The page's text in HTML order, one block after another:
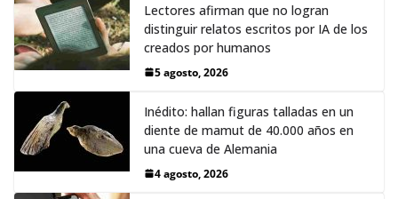
Lectores afirman que no logran
distinguir relatos escritos por IA de los
creados por humanos
5 agosto, 2026
Inédito: hallan figuras talladas en un
diente de mamut de 40.000 años en
una cueva de Alemania
4 agosto, 2026